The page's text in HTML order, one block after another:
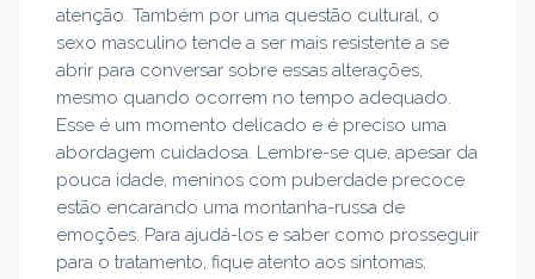
atenção. Também por uma questão cultural, o
sexo masculino tende a ser mais resistente a se
abrir para conversar sobre essas alterações,
mesmo quando ocorrem no tempo adequado.
Esse é um momento delicado e é preciso uma
abordagem cuidadosa. Lembre-se que, apesar da
pouca idade, meninos com puberdade precoce
estão encarando uma montanha-russa de
emoções. Para ajudá-los e saber como prosseguir
para o tratamento, fique atento aos sintomas: